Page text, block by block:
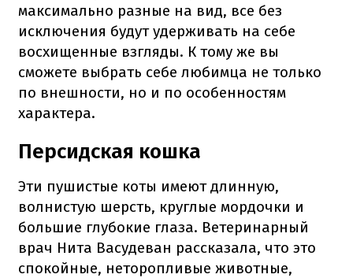
максимально разные на вид, все без
исключения будут удерживать на себе
восхищенные взгляды. К тому же вы
сможете выбрать себе любимца не только
по внешности, но и по особенностям
характера.
Персидская кошка
Эти пушистые коты имеют длинную,
волнистую шерсть, круглые мордочки и
большие глубокие глаза. Ветеринарный
врач Нита Васудеван рассказала, что это
спокойные, неторопливые животные,